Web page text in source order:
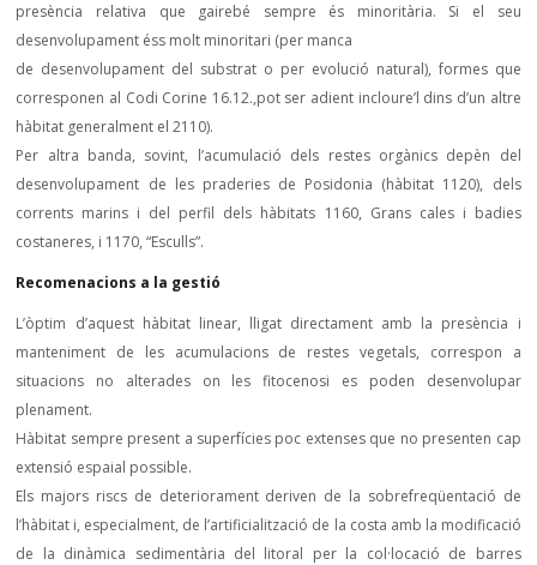
presència relativa que gairebé sempre és minoritària. Si el seu
desenvolupament éss molt minoritari (per manca
de desenvolupament del substrat o per evolució natural), formes que
corresponen al Codi Corine 16.12.,pot ser adient incloure’l dins d’un altre
hàbitat generalment el 2110).
Per altra banda, sovint, l’acumulació dels restes orgànics depèn del
desenvolupament de les praderies de Posidonia (hàbitat 1120), dels
corrents marins i del perfil dels hàbitats 1160, Grans cales i badies
costaneres, i 1170, “Esculls”.
Recomenacions a la gestió
L’òptim d’aquest hàbitat linear, lligat directament amb la presència i
manteniment de les acumulacions de restes vegetals, correspon a
situacions no alterades on les fitocenosi es poden desenvolupar
plenament.
Hàbitat sempre present a superfícies poc extenses que no presenten cap
extensió espaial possible.
Els majors riscs de deteriorament deriven de la sobrefreqüentació de
l’hàbitat i, especialment, de l’artificialització de la costa amb la modificació
de la dinàmica sedimentària del litoral per la col·locació de barres